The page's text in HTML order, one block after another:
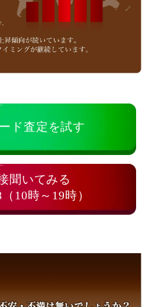
ド査定を試す
聞いてみる
10時～19時）